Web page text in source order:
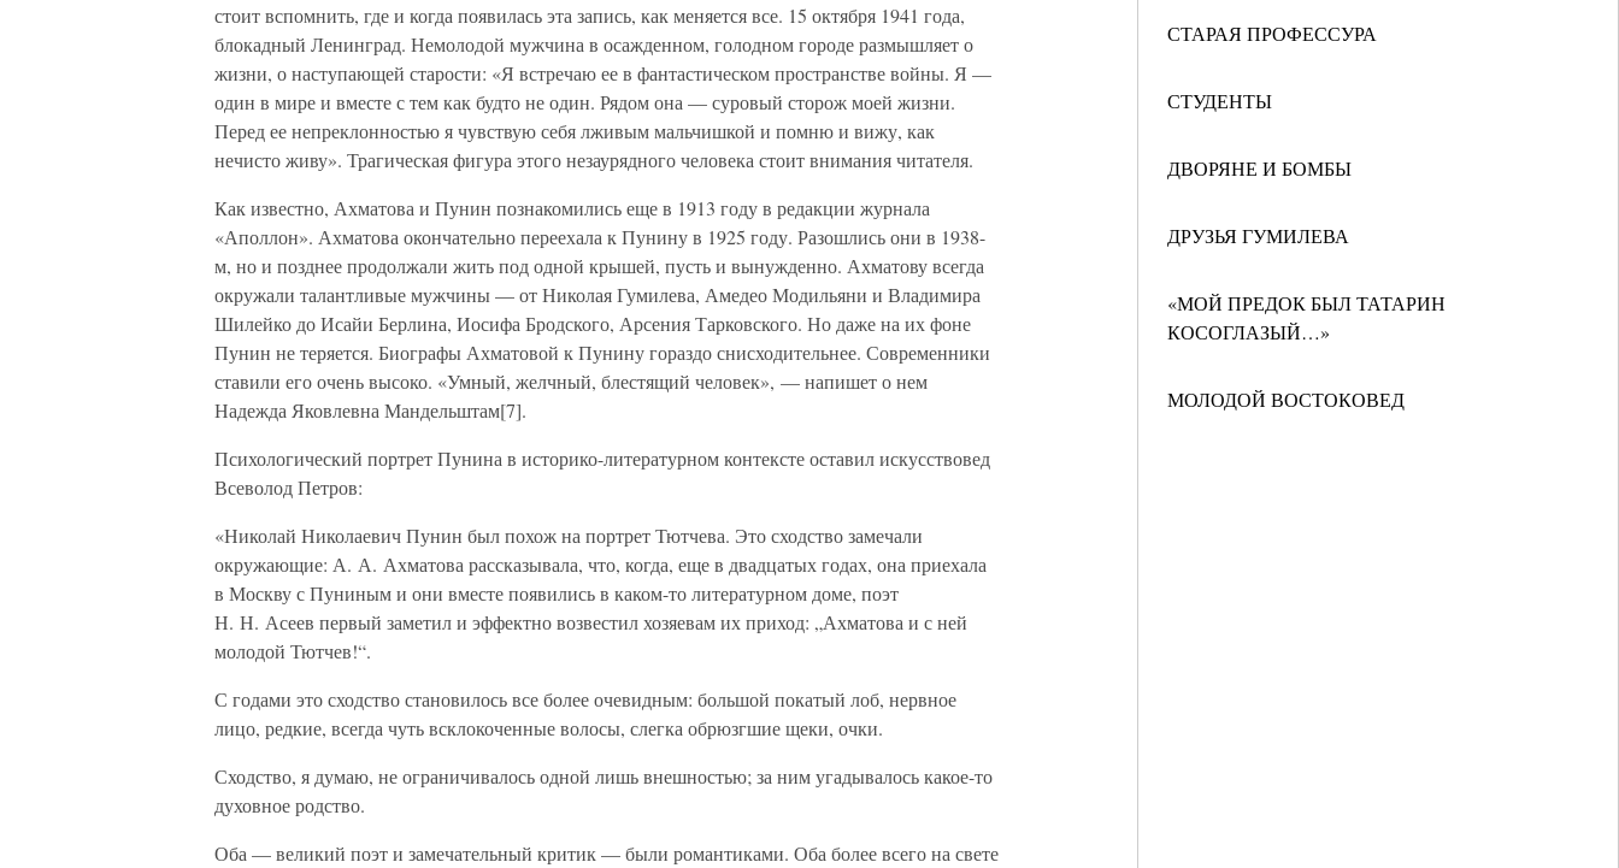
СТАРАЯ ПРОФЕССУРА
СТУДЕНТЫ
ДВОРЯНЕ И БОМБЫ
ДРУЗЬЯ ГУМИЛЕВА
«МОЙ ПРЕДОК БЫЛ ТАТАРИН
КОСОГЛАЗЫЙ…»
МОЛОДОЙ ВОСТОКОВЕД
стоит вспомнить, где и когда появилась эта запись, как меняется все. 15 октября 1941 года,
блокадный Ленинград. Немолодой мужчина в осажденном, голодном городе размышляет о
жизни, о наступающей старости: «Я встречаю ее в фантастическом пространстве войны. Я —
один в мире и вместе с тем как будто не один. Рядом она — суровый сторож моей жизни.
Перед ее непреклонностью я чувствую себя лживым мальчишкой и помню и вижу, как
нечисто живу». Трагическая фигура этого незаурядного человека стоит внимания читателя.
Как известно, Ахматова и Пунин познакомились еще в 1913 году в редакции журнала
«Аполлон». Ахматова окончательно переехала к Пунину в 1925 году. Разошлись они в 1938-
м, но и позднее продолжали жить под одной крышей, пусть и вынужденно. Ахматову всегда
окружали талантливые мужчины — от Николая Гумилева, Амедео Модильяни и Владимира
Шилейко до Исайи Берлина, Иосифа Бродского, Арсения Тарковского. Но даже на их фоне
Пунин не теряется. Биографы Ахматовой к Пунину гораздо снисходительнее. Современники
ставили его очень высоко. «Умный, желчный, блестящий человек», — напишет о нем
Надежда Яковлевна Мандельштам[7].
Психологический портрет Пунина в историко-литературном контексте оставил искусствовед
Всеволод Петров:
«Николай Николаевич Пунин был похож на портрет Тютчева. Это сходство замечали
окружающие: А. А. Ахматова рассказывала, что, когда, еще в двадцатых годах, она приехала
в Москву с Пуниным и они вместе появились в каком-то литературном доме, поэт
Н. Н. Асеев первый заметил и эффектно возвестил хозяевам их приход: „Ахматова и с ней
молодой Тютчев!“.
С годами это сходство становилось все более очевидным: большой покатый лоб, нервное
лицо, редкие, всегда чуть всклокоченные волосы, слегка обрюзгшие щеки, очки.
Сходство, я думаю, не ограничивалось одной лишь внешностью; за ним угадывалось какое-то
духовное родство.
Оба — великий поэт и замечательный критик — были романтиками. Оба более всего на свете